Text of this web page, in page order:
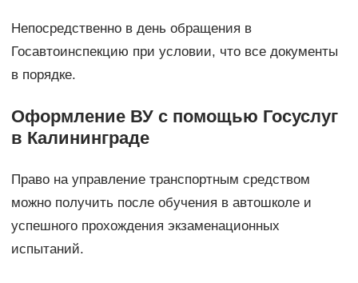
Непосредственно в день обращения в
Госавтоинспекцию при условии, что все документы
в порядке.
Оформление ВУ с помощью Госуслуг
в Калининграде
Право на управление транспортным средством
можно получить после обучения в автошколе и
успешного прохождения экзаменационных
испытаний.